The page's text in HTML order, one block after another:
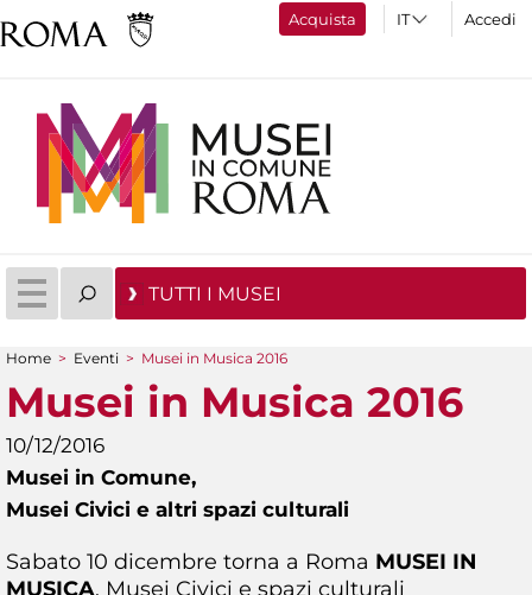
Acquista Accedi
TUTTI I MUSEI
Tu sei qui
Home > Eventi > Musei in Musica 2016
Musei in Musica 2016
10/12/2016
Musei in Comune,
Musei Civici e altri spazi culturali
Sabato 10 dicembre torna a Roma MUSEI IN
MUSICA. Musei Civici e spazi culturali